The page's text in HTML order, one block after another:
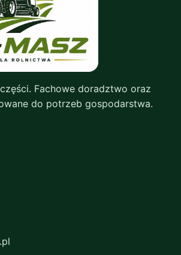
Fachowe doradztwo oraz
do potrzeb gospodarstwa.